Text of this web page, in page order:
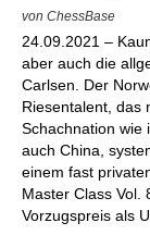
von ChessBase
24.09.2021 –
aber auch die
Carlsen. Der
Riesentalent, das
Schachnation wie
auch China,
einem fast
Master Class Vol.
Vorzugspreis als